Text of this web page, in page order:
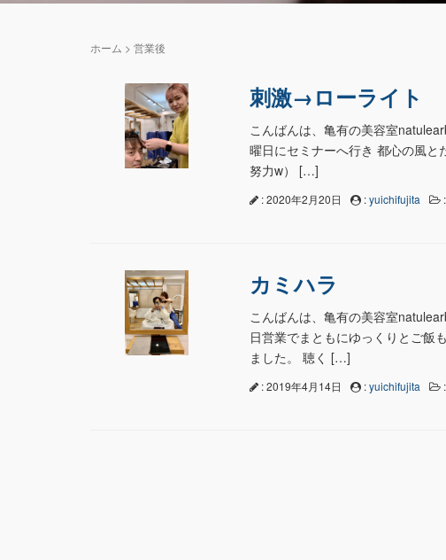
ホーム > 営業後
刺激→ローライト
こんばんは、亀有の美容室
曜日にセミナーへ行き 都心の風と
努力w） […]
: 2020年2月20日 :yuichifujita :
カミハラ
こんばんは、亀有の美容室
日営業でまともにゆっくりとご飯
ました。 聴く […]
: 2019年4月14日 :yuichifujita :